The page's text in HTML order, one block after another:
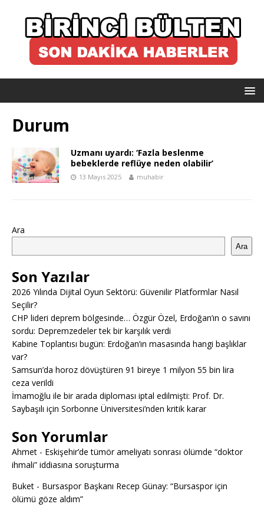
Durum
Uzmanı uyardı: ‘Fazla beslenme
bebeklerde reflüye neden olabilir’
13 Mayıs 2025 muhabir
Ara
Ara
Son Yazılar
2026 Yılında Dijital Oyun Sektörü: Güvenilir Platformlar Nasıl
Seçilir?
CHP lideri deprem bölgesinde… Özgür Özel, Erdoğan’ın o savını
sordu: Depremzedeler tek bir karşılık verdi
Kabine Toplantısı bugün: Erdoğan’ın masasında hangi başlıklar
var?
Samsun’da horoz dövüştüren 91 bireye 1 milyon 55 bin lira
ceza verildi
İmamoğlu ile bir arada diploması iptal edilmişti: Prof. Dr.
Saybaşılı için Sorbonne Üniversitesi’nden kritik karar
Son Yorumlar
Ahmet - Eskişehir’de tümör ameliyatı sonrası ölümde “doktor
ihmali” iddiasına soruşturma
Buket - Bursaspor Başkanı Recep Günay: “Bursaspor için
ölümü göze aldım”